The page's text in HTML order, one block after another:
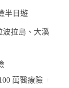
半日遊
波拉島、大溪
萬醫療險 +